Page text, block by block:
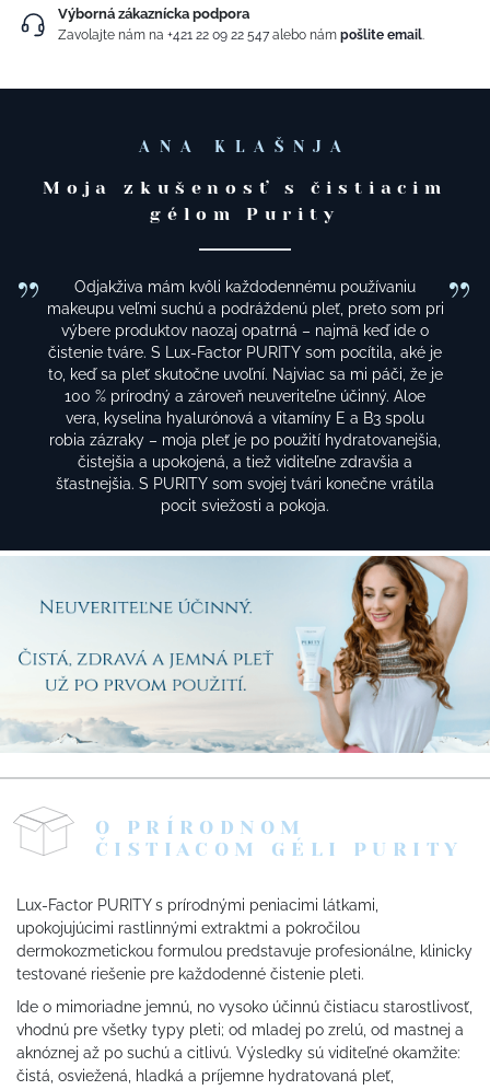
Výborná zákaznícka podpora
Zavolajte nám na+421 22 09 22 547 alebo námpošlite email
ANA KLAŠNJA
Moja zkušenosť s čistiacim
gélom Purity
Odjakživa mám kvôli každodennému používaniu
makeupu veľmi suchú a podráždenú pleť, preto som pri
výbere produktov naozaj opatrná – najmä keď ide o
čistenie tváre. S Lux-Factor PURITY som pocítila, aké je
to, keď sa pleť skutočne uvoľní. Najviac sa mi páči, že je
100 % prírodný a zároveň neuveriteľne účinný. Aloe
vera, kyselina hyalurónová a vitamíny E a B3 spolu
robia zázraky – moja pleť je po použití hydratovanejšia,
čistejšia a upokojená, a tiež viditeľne zdravšia a
šťastnejšia. S PURITY som svojej tvári konečne vrátila
pocit sviežosti a pokoja.
O PRÍRODNOM
ČISTIACOM GÉLI PURITY
Lux-Factor PURITY s prírodnými peniacimi látkami,
upokojujúcimi rastlinnými extraktmi a pokročilou
dermokozmetickou formulou predstavuje profesionálne, klinicky
testované riešenie pre každodenné čistenie pleti.
Ide o mimoriadne jemnú, no vysoko účinnú čistiacu starostlivosť,
vhodnú pre všetky typy pleti; od mladej po zrelú, od mastnej a
aknóznej až po suchú a citlivú. Výsledky sú viditeľné okamžite:
čistá, osviežená, hladká a príjemne hydratovaná pleť,